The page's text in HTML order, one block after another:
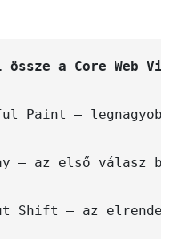
a Core Web
Paint –
– az első válasz
Shift – az